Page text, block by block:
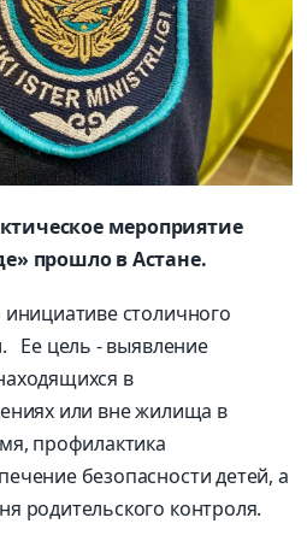
мероприятие
прошло в Астане.
столичного
Ее цель - выявление
в
или вне жилища в
профилактика
безопасности детей, а
родительского контроля.